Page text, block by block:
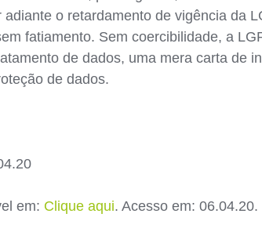
o retardamento de vigência da
fatiamento. Sem coercibilidade, a
de dados, uma mera carta de
de dados.
em: Clique aqui. Acesso em: 06.04.20.